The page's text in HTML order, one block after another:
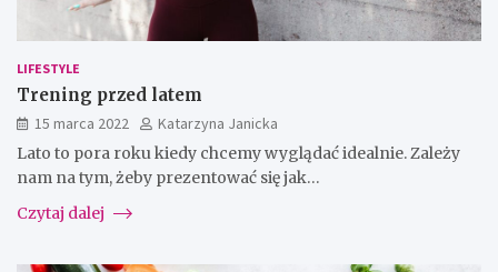
LIFESTYLE
Trening przed latem
15 marca 2022
Katarzyna Janicka
Lato to pora roku kiedy chcemy wyglądać idealnie. Zależy
nam na tym, żeby prezentować się jak…
Czytaj dalej